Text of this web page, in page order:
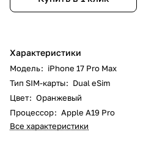
Характеристики
Модель: iPhone 17 Pro Max
Тип SIM-карты: Dual eSim
Цвет: Оранжевый
Процессор: Apple A19 Pro
Все характеристики